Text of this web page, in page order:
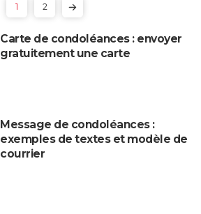
1 2
Carte de condoléances : envoyer
gratuitement une carte
Message de condoléances :
exemples de textes et modèle de
courrier